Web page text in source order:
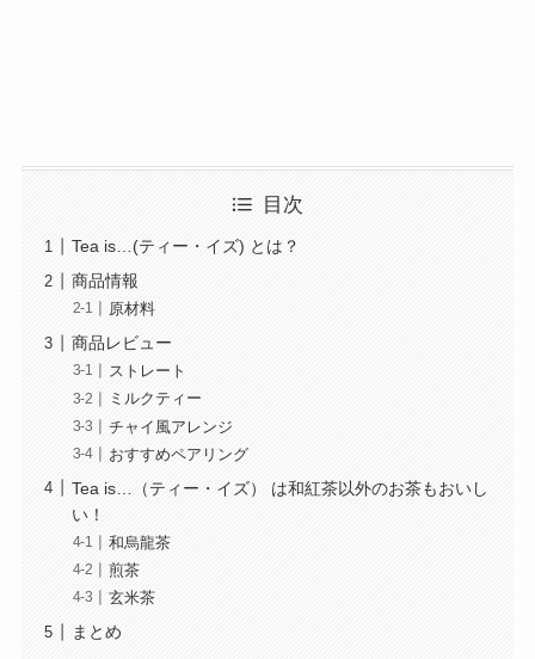
目次
Tea is…(ティー・イズ) とは？
商品情報
原材料
商品レビュー
ストレート
ミルクティー
チャイ風アレンジ
おすすめペアリング
Tea is…（ティー・イズ） は和紅茶以外のお茶もおいし
い！
和烏龍茶
煎茶
玄米茶
まとめ